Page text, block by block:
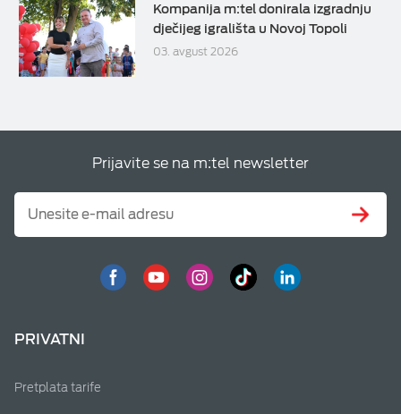
Kompanija m:tel donirala izgradnju
dječijeg igrališta u Novoj Topoli
03. avgust 2026
Prijavite se na m:tel newsletter
PRIVATNI
Pretplata tarife